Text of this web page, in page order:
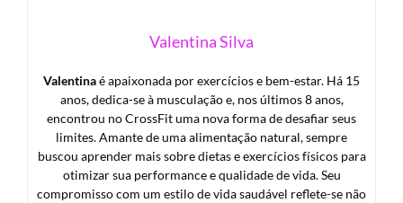
Valentina Silva
Valentinaé apaixonada por exercícios e bem-estar. Há 15
anos, dedica-se à musculação e, nos últimos 8 anos,
encontrou no CrossFit uma nova forma de desafiar seus
limites. Amante de uma alimentação natural, sempre
buscou aprender mais sobre dietas e exercícios físicos para
otimizar sua performance e qualidade de vida. Seu
compromisso com um estilo de vida saudável reflete-se não